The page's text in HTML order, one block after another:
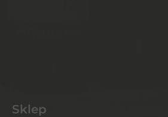
Sklep